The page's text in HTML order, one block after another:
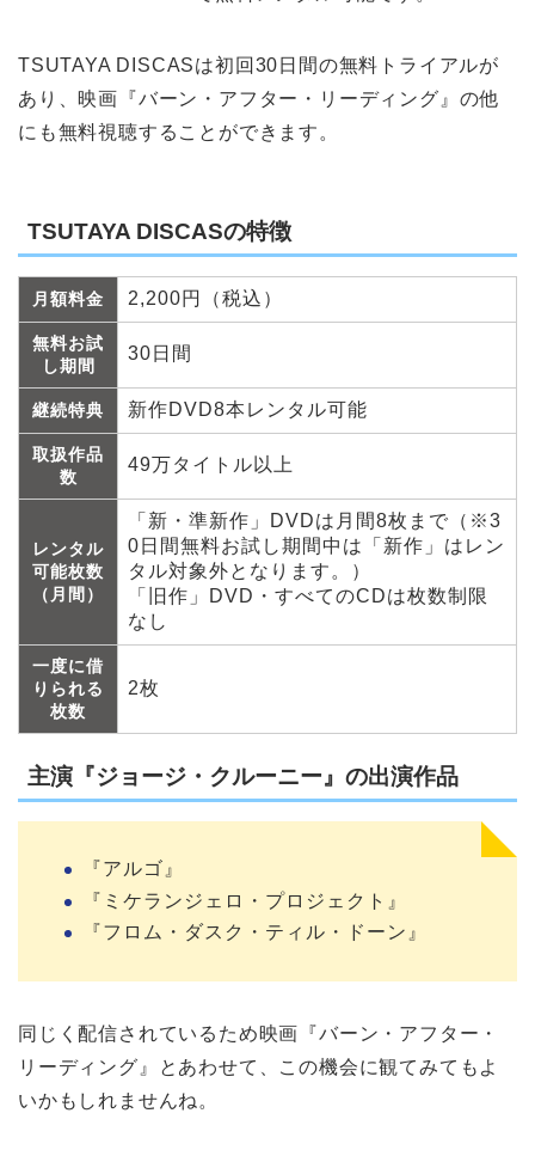
TSUTAYA DISCASは初回30日間の無料トライアルが
あり、映画『バーン・アフター・リーディング』の他
にも無料視聴することができます。
TSUTAYA DISCASの特徴
月額料金 2,200円（税込）
無料お試
し期間
30日間
継続特典 新作DVD8本レンタル可能
取扱作品
数
49万タイトル以上
レンタル
可能枚数
（月間）
「新・準新作」DVDは月間8枚まで（※3
0日間無料お試し期間中は「新作」はレン
タル対象外となります。）
「旧作」DVD・すべてのCDは枚数制限
なし
一度に借
りられる
枚数
2枚
主演『ジョージ・クルーニー』の出演作品
『アルゴ』
『ミケランジェロ・プロジェクト』
『フロム・ダスク・ティル・ドーン』
同じく配信されているため映画『バーン・アフター・
リーディング』とあわせて、この機会に観てみてもよ
いかもしれませんね。